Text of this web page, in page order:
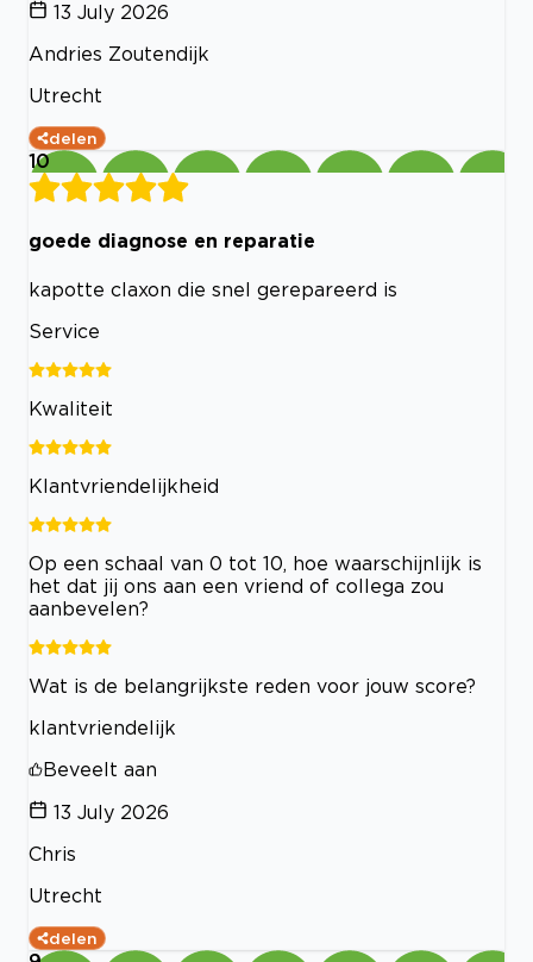
13 July 2026
Andries Zoutendijk
Utrecht
delen
10
goede diagnose en reparatie
kapotte claxon die snel gerepareerd is
Service
Kwaliteit
Klantvriendelijkheid
Op een schaal van 0 tot 10, hoe waarschijnlijk is
het dat jij ons aan een vriend of collega zou
aanbevelen?
Wat is de belangrijkste reden voor jouw score?
klantvriendelijk
Beveelt aan
13 July 2026
Chris
Utrecht
delen